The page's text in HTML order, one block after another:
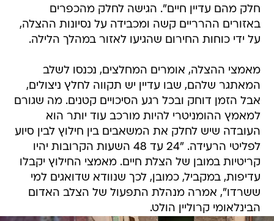
חלק מהם עדיין חיים". הגישה לחלק מהכפרים
באזורים ההרריים קשה ומכבידה על נסיונות ההצלה,
על ידי כוחות החירום שהגיעו לאזור במהלך הלילה.
מאמצי ההצלה, אומרים המחלצים, נכנסו לשלב
המאתגר שלהם, שבו עדיין יש תקווה לחלץ ניצולים,
אבל הזמן דוחק ובכל רגע הסיכויים קטנים. מה שגורם
למאמץ ההומניטרי להיות מורכב עוד יותר הוא
העובדה שיש לחלק את המשאבים בין חילוץ לבין סיוע
לפליטי הרעידה. "24 עד 48 השעות הקרובות יהיו
קריטיות במובן של הצלת חיים. מאמצי החילוץ יקבלו
עדיפות, במקביל, כמובן, לכך שנוודא שדואגים למי
ששרדו", אמרה מנהלת התפעול של הצלב האדום
הבינלאומי קרוליין הולט.